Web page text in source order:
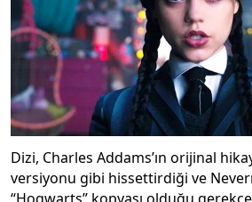
Dizi, Charles Addams’ın orijinal
versiyonu gibi hissettirdiği ve